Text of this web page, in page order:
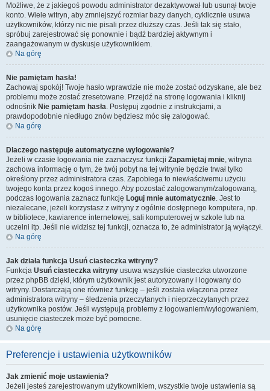
Możliwe, że z jakiegoś powodu administrator dezaktywował lub usunął twoje
konto. Wiele witryn, aby zmniejszyć rozmiar bazy danych, cyklicznie usuwa
użytkowników, którzy nic nie pisali przez dłuższy czas. Jeśli tak się stało,
spróbuj zarejestrować się ponownie i bądź bardziej aktywnym i
zaangażowanym w dyskusje użytkownikiem.
Na górę
Nie pamiętam hasła!
Zachowaj spokój! Twoje hasło wprawdzie nie może zostać odzyskane, ale bez
problemu może zostać zresetowane. Przejdź na stronę logowania i kliknij
odnośnik Nie pamiętam hasła. Postępuj zgodnie z instrukcjami, a
prawdopodobnie niedługo znów będziesz móc się zalogować.
Na górę
Dlaczego następuje automatyczne wylogowanie?
Jeżeli w czasie logowania nie zaznaczysz funkcji Zapamiętaj mnie, witryna
zachowa informację o tym, że twój pobyt na tej witrynie będzie trwał tylko
określony przez administratora czas. Zapobiega to niewłaściwemu użyciu
twojego konta przez kogoś innego. Aby pozostać zalogowanym/zalogowaną,
podczas logowania zaznacz funkcję Loguj mnie automatycznie. Jest to
niezalecane, jeżeli korzystasz z witryny z ogólnie dostępnego komputera, np.
w bibliotece, kawiarence internetowej, sali komputerowej w szkole lub na
uczelni itp. Jeśli nie widzisz tej funkcji, oznacza to, że administrator ją wyłączył.
Na górę
Jak działa funkcja Usuń ciasteczka witryny?
Funkcja Usuń ciasteczka witryny usuwa wszystkie ciasteczka utworzone
przez phpBB dzięki, którym użytkownik jest autoryzowany i logowany do
witryny. Dostarczają one również funkcję – jeśli została włączona przez
administratora witryny – śledzenia przeczytanych i nieprzeczytanych przez
użytkownika postów. Jeśli występują problemy z logowaniem/wylogowaniem,
usunięcie ciasteczek może być pomocne.
Na górę
Preferencje i ustawienia użytkowników
Jak zmienić moje ustawienia?
Jeżeli jesteś zarejestrowanym użytkownikiem, wszystkie twoje ustawienia są